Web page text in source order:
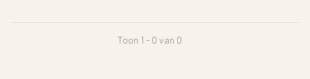
Toon 1 - 0 van 0